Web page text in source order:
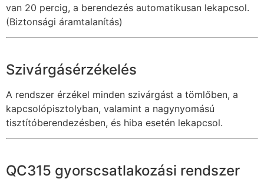
van 20 percig, a berendezés automatikusan lekapcsol.
(Biztonsági áramtalanítás)
Szivárgásérzékelés
A rendszer érzékel minden szivárgást a tömlőben, a
kapcsolópisztolyban, valamint a nagynyomású
tisztítóberendezésben, és hiba esetén lekapcsol.
QC315 gyorscsatlakozási rendszer